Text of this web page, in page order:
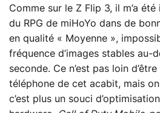
Comme sur le Z Flip 3, il m’a
du RPG de miHoYo dans de
en qualité « Moyenne »,
fréquence d’images stables au-
seconde. Ce n’est pas loin
téléphone de cet acabit, mais
c’est plus un souci